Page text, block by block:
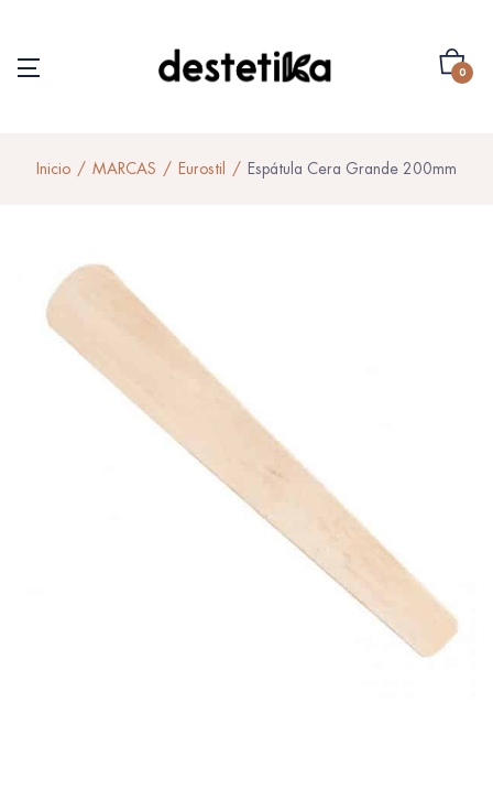
0
Inicio MARCAS Eurostil Espátula Cera Grande 200mm